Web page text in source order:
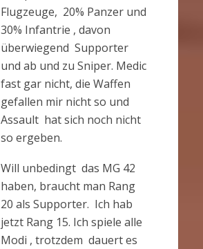
Flugzeuge, 20% Panzer und
30% Infantrie , davon
überwiegend Supporter
und ab und zu Sniper. Medic
fast gar nicht, die Waffen
gefallen mir nicht so und
Assault hat sich noch nicht
so ergeben.
Will unbedingt das MG 42
haben, braucht man Rang
20 als Supporter. Ich hab
jetzt Rang 15. Ich spiele alle
Modi , trotzdem dauert es